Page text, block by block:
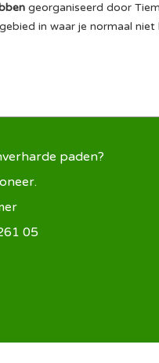
georganiseerd door
in waar je normaal
paden?
05